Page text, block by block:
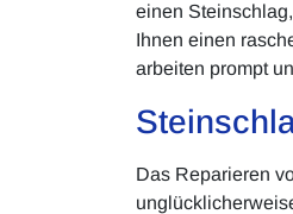
einen
Ihnen einen
arbeiten prompt
Das Reparieren